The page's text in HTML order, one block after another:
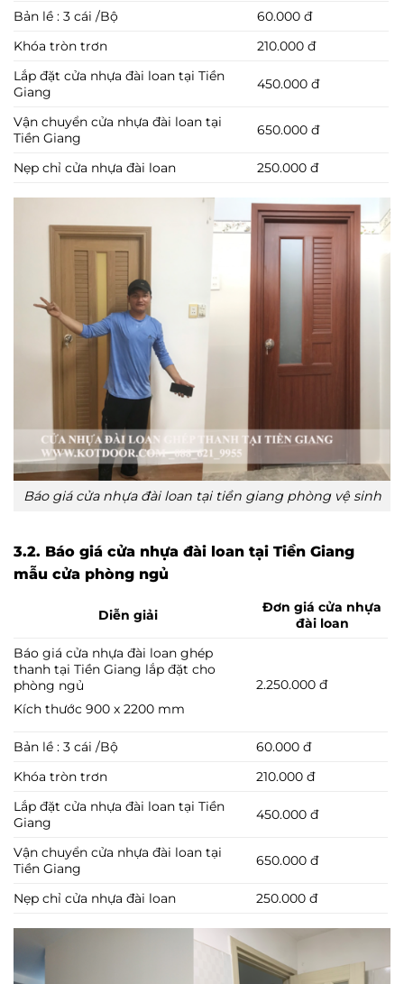
Bản lề : 3 cái /Bộ
60.000 đ
Khóa tròn trơn
210.000 đ
Lắp đặt cửa nhựa đài loan tại Tiền
Giang
450.000 đ
Vận chuyển cửa nhựa đài loan tại
Tiền Giang
650.000 đ
Nẹp chỉ cửa nhựa đài loan 250.000 đ
Báo giá cửa nhựa đài loan tại tiền giang phòng vệ sinh
3.2. Báo giá cửa nhựa đài loan tại Tiền Giang
mẫu cửa phòng ngủ
Diễn giải
Đơn giá cửa nhựa
đài loan
Báo giá cửa nhựa đài loan ghép
thanh tại Tiền Giang lắp đặt cho
phòng ngủ
Kích thước 900 x 2200 mm
2.250.000 đ
Bản lề : 3 cái /Bộ
60.000 đ
Khóa tròn trơn
210.000 đ
Lắp đặt cửa nhựa đài loan tại Tiền
Giang
450.000 đ
Vận chuyển cửa nhựa đài loan tại
Tiền Giang
650.000 đ
Nẹp chỉ cửa nhựa đài loan 250.000 đ